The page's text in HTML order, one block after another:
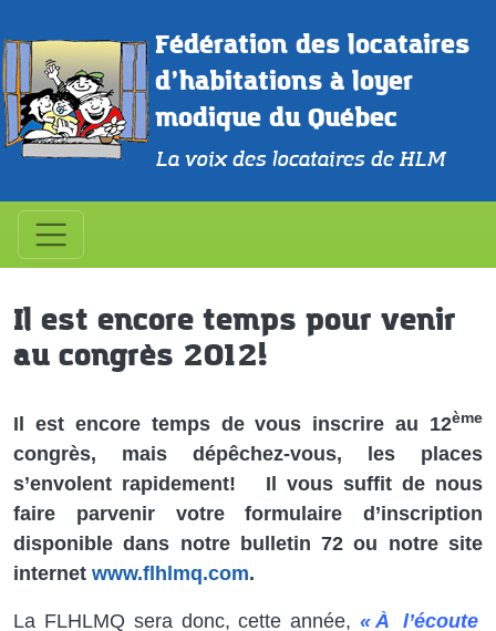
Fédération des locataires
d’habitations à loyer
modique du Québec
La voix des locataires de HLM
Il est encore temps pour venir
au congrès 2012!
Il est encore temps de vous inscrire au 12ème
congrès, mais dépêchez-vous, les places
s’envolent rapidement! Il vous suffit de nous
faire parvenir votre formulaire d’inscription
disponible dans notre bulletin 72 ou notre site
internet www.flhlmq.com.
La FLHLMQ sera donc, cette année,« À l’écoute